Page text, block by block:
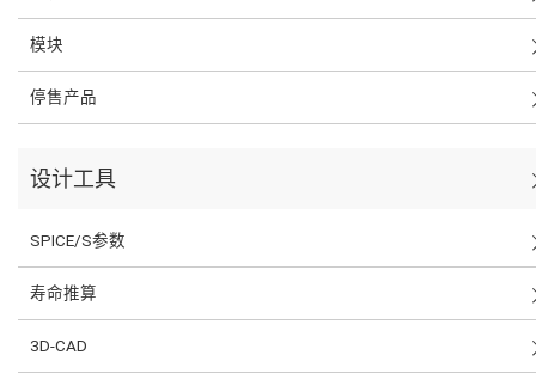
模块
停售产品
设计工具
SPICE/S参数
寿命推算
3D-CAD